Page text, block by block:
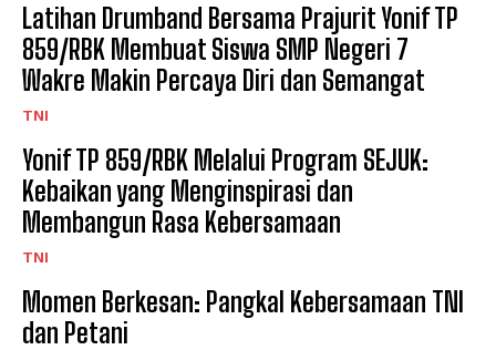
Latihan Drumband Bersama Prajurit Yonif TP
859/RBK Membuat Siswa SMP Negeri 7
Wakre Makin Percaya Diri dan Semangat
TNI
Yonif TP 859/RBK Melalui Program SEJUK:
Kebaikan yang Menginspirasi dan
Membangun Rasa Kebersamaan
TNI
Momen Berkesan: Pangkal Kebersamaan TNI
dan Petani